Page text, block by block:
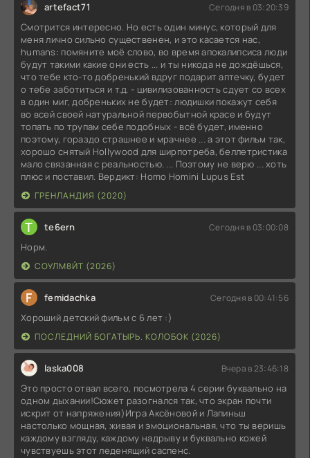
artefact71 Сегодня в 03:20:39
Смотрится интересно. Но есть один минус, который для
меня лично сильно существенен, и это касается нас,
humans: помяните моё слово, во время апокалипсиса люди
будут такими какие они есть ... и ты никода не дождёшься,
что тебе кто-то добренький вдруг подарит аптечку, будет
о тебе заботиться и т.д. - цивилизованность сдует со всех
в один миг, добреньких не будет: людишки покажут себя
во всей своей натуральной первобытной красе и будут
топать по трупам себе подобных - всё будет, именно
поэтому, гораздо страшнее и мрачнее ... а этот фильм так,
хорошо снятый Hollywood для ширпотреба, беллетристика
мало связанная с реальностью. ... Поэтому не верю ... хоть
плюс и поставил. Вердикт: Homo Homini Lupus Est
ГРЕНЛАНДИЯ (2020)
T te6ern Сегодня в 03:00:08
Норм.
СОУЛМ8ЙТ (2026)
F femidachka Сегодня в 00:41:56
Хороший детский фильм с 6 лет :)
ПОСЛЕДНИЙ БОГАТЫРЬ. КОЛОБОК (2026)
laska008 Вчера в 23:46:18
Это просто отвал всего, посмотрела 4 серии буквально на
одном дыхании!Сюжет разогнался так, что экран почти
искрит от напряжения)Игра Аксёновой и Лапиньш
настолько мощная, живая и эмоциональная, что ты веришь
каждому взгляду, каждому надрыву и буквально кожей
чувствуешь этот леденящий саспенс.